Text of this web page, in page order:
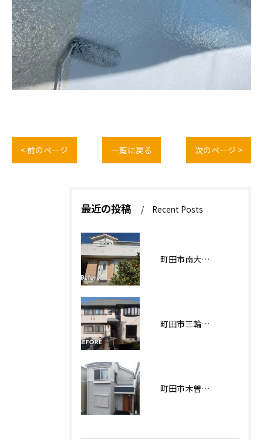
< 前のページ 一覧に戻る 次のページ >
最近の投稿 Recent Posts
町田市南大谷О様邸 外壁塗装工事
町田市三輪緑山Ｋ様邸 外壁・屋根塗装工事
町田市木曽西Ｉ様邸 外壁塗装工事